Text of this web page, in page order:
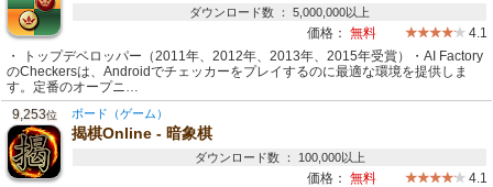
ダウンロード数 ： 5,000,000以上
価格： 無料
4.1
・ トップデベロッパー（2011年、2012年、2013年、2015年受賞）・AI Factory
のCheckersは、Androidでチェッカーをプレイするのに最適な環境を提供しま
す。定番のオープニ…
9,253位 ボード（ゲーム）
揭棋Online - 暗象棋
ダウンロード数 ： 100,000以上
価格： 無料
4.1